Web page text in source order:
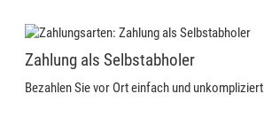
Zahlung als Selbstabholer
Bezahlen Sie vor Ort einfach und unkompliziert